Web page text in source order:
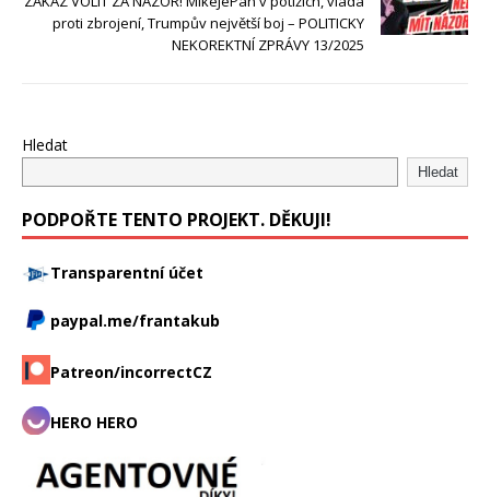
proti zbrojení, Trumpův největší boj – POLITICKY
NEKOREKTNÍ ZPRÁVY 13/2025
Hledat
Hledat
PODPOŘTE TENTO PROJEKT. DĚKUJI!
Transparentní účet
paypal.me/frantakub
Patreon/incorrectCZ
HERO HERO